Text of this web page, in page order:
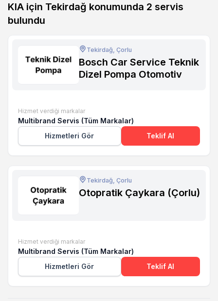
KIA için Tekirdağ konumunda 2 servis
bulundu
Tekirdağ, Çorlu
Bosch Car Service Teknik
Dizel Pompa Otomotiv
Hizmet verdiği markalar
Multibrand Servis (Tüm Markalar)
Hizmetleri Gör
Teklif Al
Tekirdağ, Çorlu
Otopratik Çaykara (Çorlu)
Hizmet verdiği markalar
Multibrand Servis (Tüm Markalar)
Hizmetleri Gör
Teklif Al